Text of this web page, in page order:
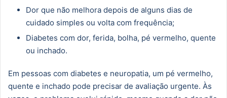
Dor que não melhora depois de alguns dias de
cuidado simples ou volta com frequência;
Diabetes com dor, ferida, bolha, pé vermelho, quente
ou inchado.
Em pessoas com diabetes e neuropatia, um pé vermelho,
quente e inchado pode precisar de avaliação urgente. Às